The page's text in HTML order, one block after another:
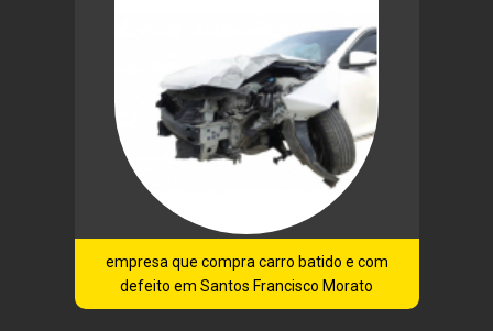
empresa que compra carro batido e com
defeito em Santos Francisco Morato